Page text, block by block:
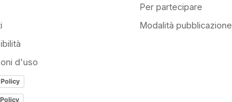
d'uso
Per partecipare
Modalità pubblicazione